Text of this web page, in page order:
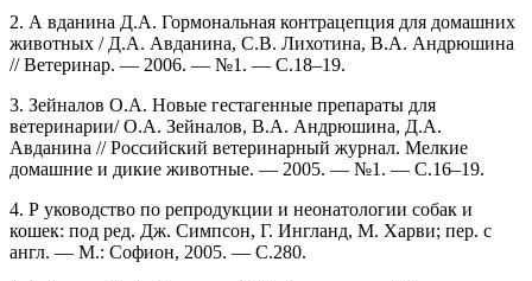
2. А вданина Д.А. Гормональная контрацепция для домашних
животных / Д.А. Авданина, С.В. Лихотина, В.А. Андрюшина
// Ветеринар. — 2006. — №1. — С.18–19.
3. Зейналов О.А. Новые гестагенные препараты для
ветеринарии/ О.А. Зейналов, В.А. Андрюшина, Д.А.
Авданина // Российский ветеринарный журнал. Мелкие
домашние и дикие животные. — 2005. — №1. — С.16–19.
4. Р уководство по репродукции и неонатологии собак и
кошек: под ред. Дж. Симпсон, Г. Ингланд, М. Харви; пер. с
англ. — М.: Софион, 2005. — С.280.